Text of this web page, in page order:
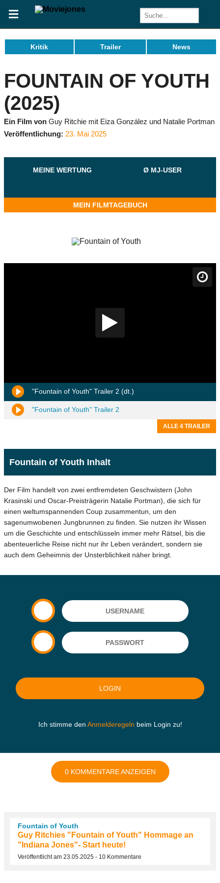
Kritik Trailer News
FOUNTAIN OF YOUTH
(2025)
Ein Film von Guy Ritchie mit Eiza González und Natalie Portman
Veröffentlichung: 23. Mai 2025
MEINE WERTUNG Ø MJ-USER
MEIN FILMTAGEBUCH
"Fountain of Youth" Trailer 2 (dt.)
"Fountain of Youth" Trailer 2
ALLE 4 TRAILER
Fountain of Youth Inhalt
Der Film handelt von zwei entfremdeten Geschwistern (John
Krasinski und Oscar-Preisträgerin Natalie Portman), die sich für
einen weltumspannenden Coup zusammentun, um den
sagenumwobenen Jungbrunnen zu finden. Sie nutzen ihr Wissen
um die Geschichte und entschlüsseln immer mehr Rätsel, bis die
abenteuerliche Reise nicht nur ihr Leben verändert, sondern sie
auch dem Geheimnis der Unsterblichkeit näher bringt.
Ich stimme den Anmelderegeln beim Login zu!
0 KOMMENTARE ANZEIGEN
Fountain of Youth
Guy Ritchies "Fountain of Youth" Hommage an
"Indiana Jones"- Start heute!
Veröffentlicht am 23.05.2025 - 10 Kommentare